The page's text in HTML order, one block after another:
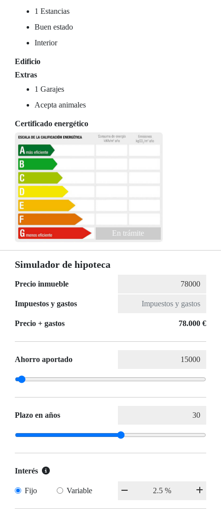
1 Estancias
Buen estado
Interior
Edificio
Extras
1 Garajes
Acepta animales
Certificado energético
En trámite
Simulador de hipoteca
Precio inmueble
Impuestos y gastos
Precio + gastos 78.000 €
Ahorro aportado
Plazo en años
Interés
Fijo Variable